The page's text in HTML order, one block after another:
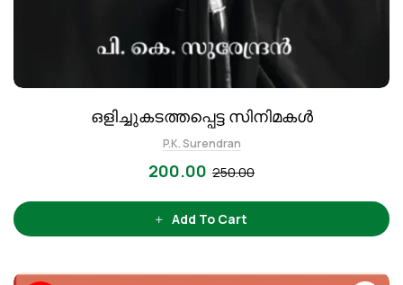
ഒളിച്ചുകടത്തപ്പെട്ട സിനിമകൾ
P.K. Surendran
250.00
200.00
Add To Cart